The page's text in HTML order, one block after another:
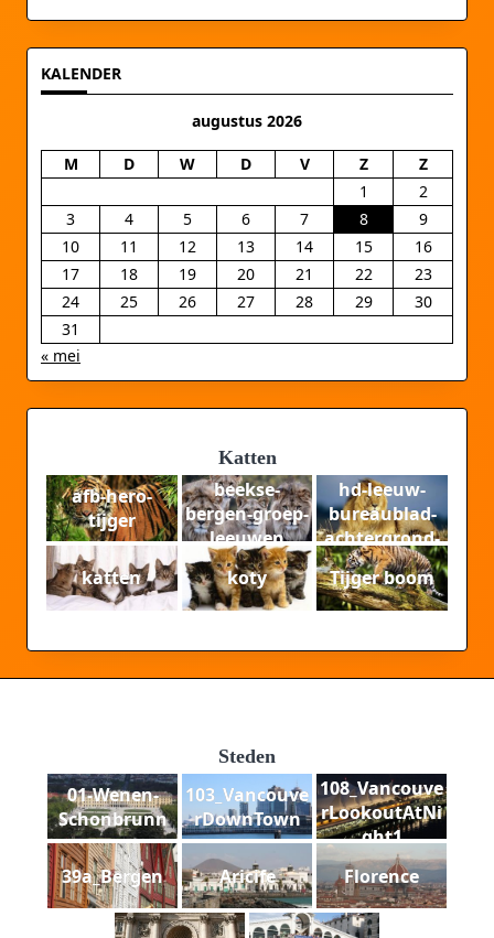
KALENDER
augustus 2026
M D W D V Z
Z
1
2
3
4 5 6 7 8
9
10
11 12 13 14 15
16
17
18 19 20 21 22
23
24
25 26 27 28 29
30
31
« mei
Katten
afb-hero-
tijger
beekse-
bergen-groep-
leeuwen
hd-leeuw-
bureaublad-
achtergrond-
hd-leeuwen-
wallpaper-
foto
katten koty Tijger boom
Steden
01-Wenen-
Schonbrunn
103_Vancouve
rDownTown
108_Vancouve
rLookoutAtNi
ght1
39a_Bergen
Aricife Florence